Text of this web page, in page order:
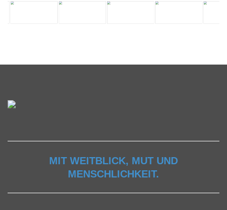
MIT WEITBLICK, MUT UND
MENSCHLICHKEIT.